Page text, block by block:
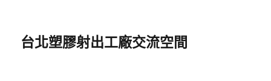
台北塑膠射出工廠交流空間